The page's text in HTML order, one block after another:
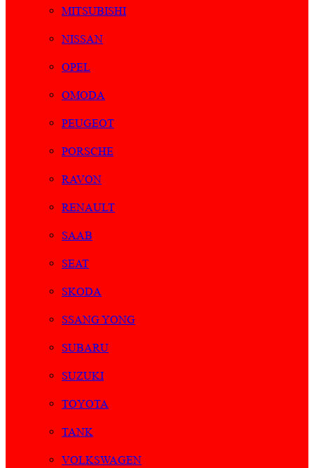
MITSUBISHI
NISSAN
OPEL
OMODA
PEUGEOT
PORSCHE
RAVON
RENAULT
SAAB
SEAT
SKODA
SSANG YONG
SUBARU
SUZUKI
TOYOTA
TANK
VOLKSWAGEN